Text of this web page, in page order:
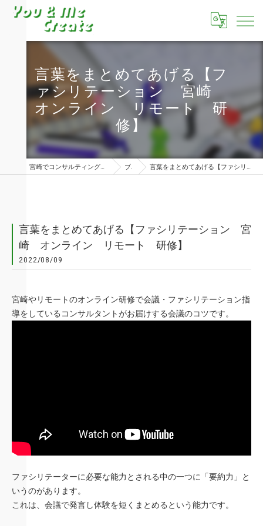
言葉をまとめてあげる【フ
ァシリテーション 宮崎
オンライン リモート 研
修】
宮崎でコンサルティングならユーアンドミークリエイト株式会社 ブログ 言葉をまとめてあげる【ファシリテーション 宮崎 オンライン リモート 研修】
言葉をまとめてあげる【ファシリテーション 宮
崎 オンライン リモート 研修】
2022/08/09
宮崎やリモートのオンライン研修で会議・ファシリテーション指
導をしているコンサルタントがお届けする会議のコツです。
ファシリテーターに必要な能力とされる中の一つに「要約力」と
いうのがあります。
これは、会議で発言し体験を短くまとめるという能力です。